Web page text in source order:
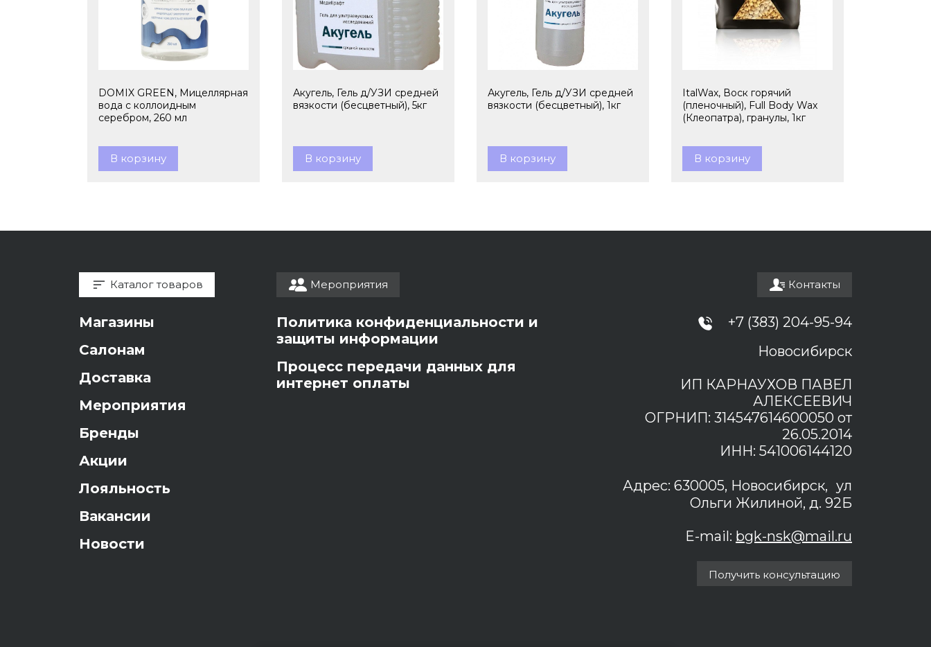
DOMIX GREEN, Мицеллярная
вода с коллоидным
серебром, 260 мл
В корзину
Акугель, Гель д/УЗИ средней
вязкости (бесцветный), 5кг
В корзину
Акугель, Гель д/УЗИ средней
вязкости (бесцветный), 1кг
В корзину
ItalWax, Воск горячий
(пленочный), Full Body Wax
(Клеопатра), гранулы, 1кг
В корзину
Каталог товаров
Магазины
Салонам
Доставка
Мероприятия
Бренды
Акции
Лояльность
Вакансии
Новости
Мероприятия
Политика конфиденциальности и
защиты информации
Процесс передачи данных для
интернет оплаты
Контакты
+7 (383) 204-95-94
Новосибирск
ИП КАРНАУХОВ ПАВЕЛ
АЛЕКСЕЕВИЧ
ОГРНИП: 314547614600050 от
26.05.2014
ИНН: 541006144120
Адрес: 630005, Новосибирск, ул
Ольги Жилиной, д. 92Б
E-mail: bgk-nsk@mail.ru
Получить консультацию